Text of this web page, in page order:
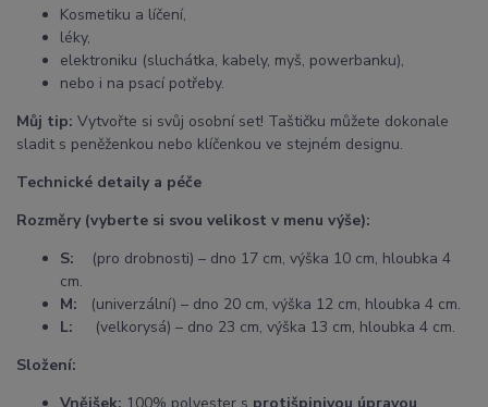
Kosmetiku a líčení,
léky,
elektroniku (sluchátka, kabely, myš, powerbanku),
nebo i na psací potřeby.
Můj tip: Vytvořte si svůj osobní set! Taštičku můžete dokonale
sladit s peněženkou nebo klíčenkou ve stejném designu.
Technické detaily a péče
Rozměry (vyberte si svou velikost v menu výše):
S: (pro drobnosti) – dno 17 cm, výška 10 cm, hloubka 4
cm.
M: (univerzální) – dno 20 cm, výška 12 cm, hloubka 4 cm.
L: (velkorysá) – dno 23 cm, výška 13 cm, hloubka 4 cm.
Složení: